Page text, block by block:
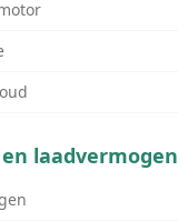
laadvermogen